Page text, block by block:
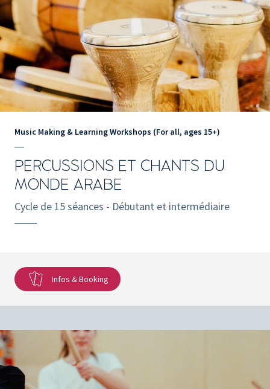
Music Making & Learning Workshops (For all, ages 15+)
PERCUSSIONS ET CHANTS DU
MONDE ARABE
Cycle de 15 séances - Débutant et intermédiaire
Infos & Booking